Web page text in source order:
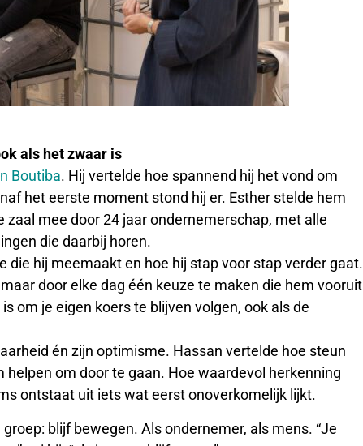
als het zwaar is
Boutiba. Hij vertelde hoe spannend hij het vond om
het eerste moment stond hij er. Esther stelde hem
zaal mee door 24 jaar ondernemerschap, met alle
die daarbij horen.
die hij meemaakt en hoe hij stap voor stap verder gaat.
door elke dag één keuze te maken die hem vooruit
om je eigen koers te blijven volgen, ook als de
én zijn optimisme. Hassan vertelde hoe steun
helpen om door te gaan. Hoe waardevol herkenning
ontstaat uit iets wat eerst onoverkomelijk lijkt.
blijf bewegen. Als ondernemer, als mens. “Je